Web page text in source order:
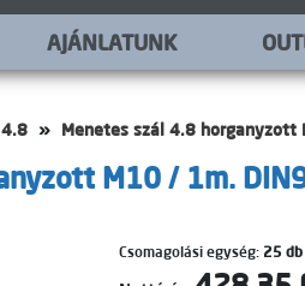
AJÁNLATUNK
Menetes szál 4.8 horganyzott
M10 / 1m.
Csomagolási egység: 25 db